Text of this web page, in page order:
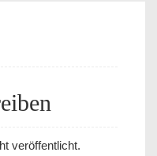
veröffentlicht.